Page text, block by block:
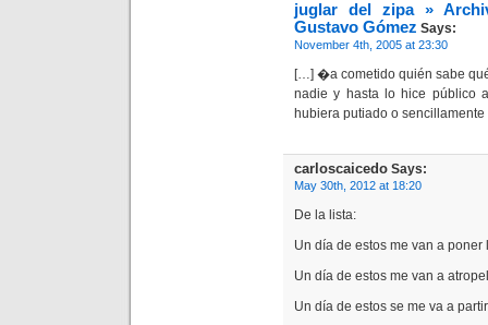
juglar del zipa »
Gustavo Gómez Says:
November 4th, 2005 at 23:30
[…] �a cometido quién sabe
nadie y hasta lo hice público
hubiera putiado o
carloscaicedo Says:
May 30th, 2012 at 18:20
De la lista:
Un día de estos me van a poner
Un día de estos me van a
Un día de estos se me va a